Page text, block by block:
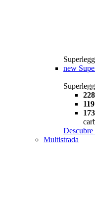
new
Descubre
Multistrada